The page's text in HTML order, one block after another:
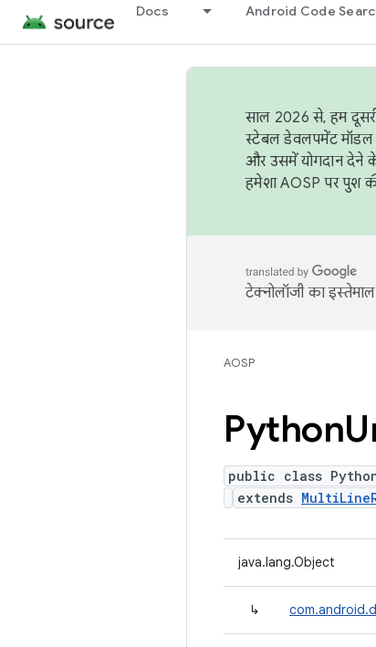
Docs Android Code
साल 2026 से, हम
स्टेबल डेवलपमेंट मॉडल
और उसमें योगदान देने
हमेशा AOSP पर पुश
टेक्नोलॉजी का
AOSP
Python
public class
extends
java.lang.Object
↳